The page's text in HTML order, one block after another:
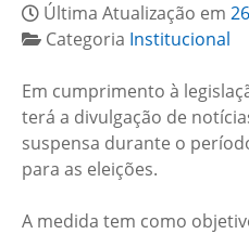
Última Atualização em
Categoria Institucional
Em cumprimento à
terá a divulgação de
suspensa durante o
para as eleições.
A medida tem como